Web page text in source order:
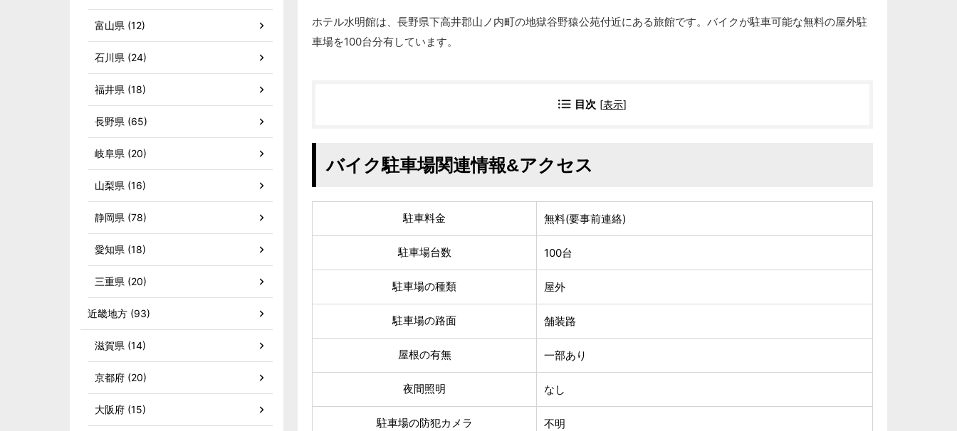
ホテル水明館は、長野県下高井郡山ノ内町の地獄谷野猿公苑付近にある旅館です。バイクが駐車可能な無料の屋外駐
車場を100台分有しています。
目次 [表示]
バイク駐車場関連情報&アクセス
駐車料金 無料(要事前連絡)
駐車場台数 100台
駐車場の種類 屋外
駐車場の路面 舗装路
屋根の有無 一部あり
夜間照明 なし
駐車場の防犯カメラ 不明
富山県 (12)
石川県 (24)
福井県 (18)
長野県 (65)
岐阜県 (20)
山梨県 (16)
静岡県 (78)
愛知県 (18)
三重県 (20)
近畿地方 (93)
滋賀県 (14)
京都府 (20)
大阪府 (15)